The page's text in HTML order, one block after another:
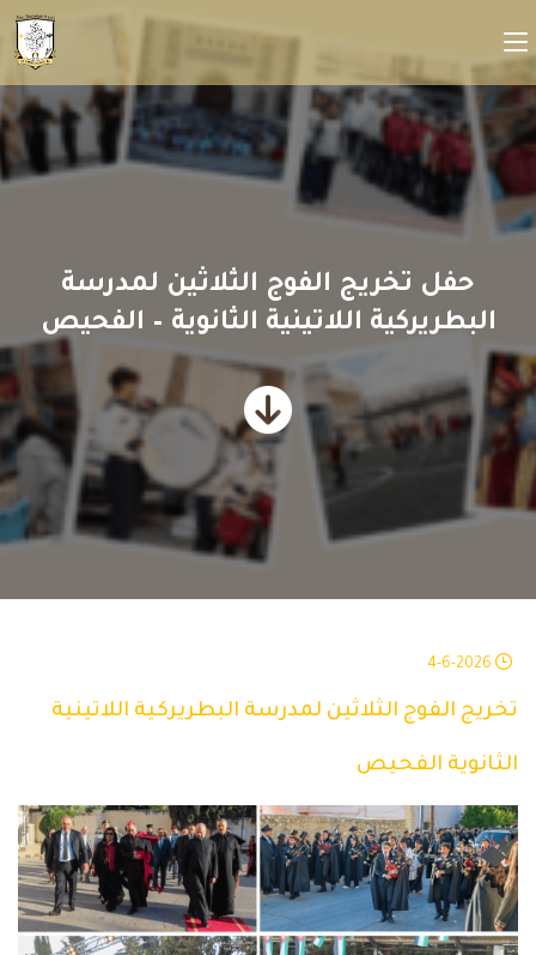
حفل تخريج الفوج الثلاثين لمدرسة
البطريركية اللاتينية الثانوية – الفحيص
تخريج الفوج الثلاثين لمدرسة البطريركية اللاتينية
الثانوية الفحيص